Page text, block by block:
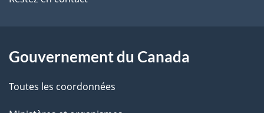
d
l
a
p
site
Gouvernement du Canada
Toutes les coordonnées